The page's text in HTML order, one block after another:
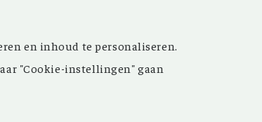
artikelen
15.000 bestanden
en inhoud te personaliseren.
"Cookie-instellingen" gaan